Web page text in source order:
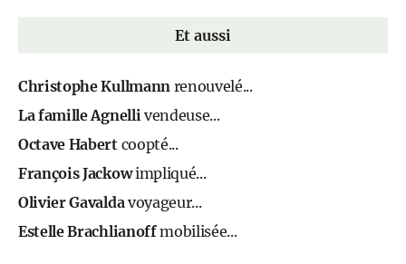
Et aussi
Christophe Kullmannrenouvelé...
La famille Agnellivendeuse...
Octave Habertcoopté...
François Jackowimpliqué...
Olivier Gavaldavoyageur...
Estelle Brachlianoffmobilisée...